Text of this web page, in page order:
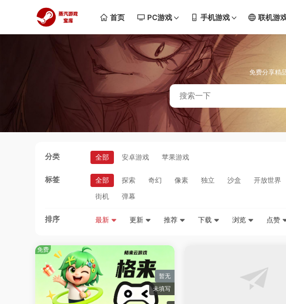
首页 PC游戏 手机游戏 联机游
免费分享精
分类 全部 安卓游戏 苹果游戏
标签 全部 探索 奇幻 像素 独立 沙盒 开放世界
街机
弹幕
排序 最新 更新 推荐 下载 浏览 点赞
暂无
未填写
免费